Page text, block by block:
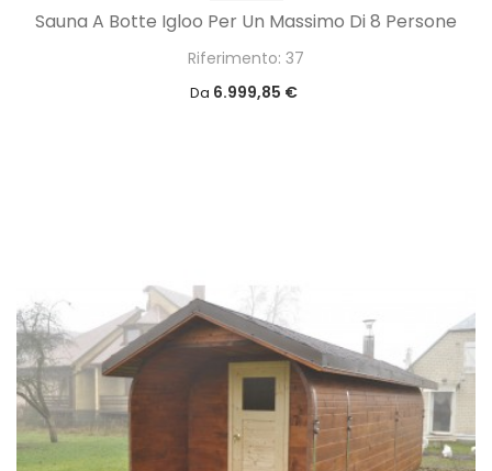
Sauna A Botte Igloo Per Un Massimo Di 8 Persone
Riferimento: 37
Da 6.999,85 €